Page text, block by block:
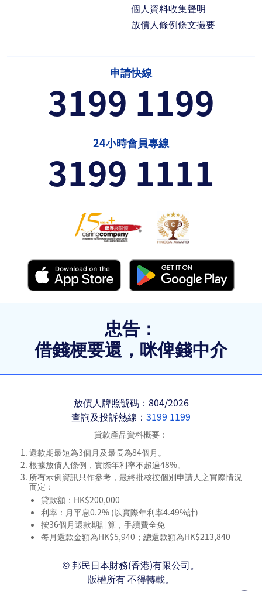
個人資料收集聲明
放債人條例條文撮要
申請快線
3199 1199
24小時會員專線
3199 1111
忠告：
借錢梗要還，咪俾錢中介
放債人牌照號碼：804/2026
查詢及投訴熱線： 3199 1199
貸款產品資料概要：
還款期最短為3個月及最長為84個月。
根據放債人條例，實際年利率不超過48%。
所有示例資訊只作參考，最終批核按個別申請人之實際情況
而定：
貸款額：HK$200,000
利率：月平息0.2% (以實際年利率4.49%計)
按36個月還款期計算，手續費全免
每月還款金額為HK$5,940；總還款額為HK$213,840
© 邦民日本財務(香港)有限公司。
版權所有 不得轉載。